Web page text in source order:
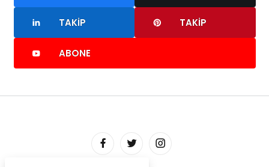
TAKIP TAKIP
ABONE